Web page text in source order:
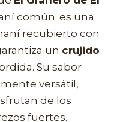
común; es una
recubierto con
un crujido
Su sabor
versátil,
de los
fuertes.